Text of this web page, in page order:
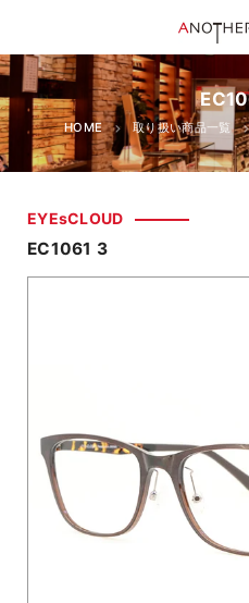
HOME 取り扱い商品一覧
EYEsCLOUD
EC1061 3